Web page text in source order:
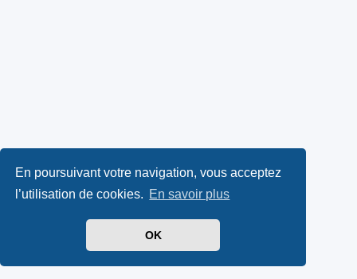
En poursuivant votre navigation, vous acceptez
l’utilisation de cookies. En savoir plus
OK